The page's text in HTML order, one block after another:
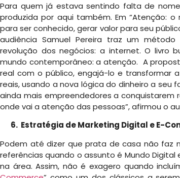
Para quem já estava sentindo falta de
produzida por aqui também. Em “Atenção:
para ser conhecido, gerar valor para seu
audiência Samuel Pereira traz um
revolução dos negócios: a internet. O livro
mundo contemporâneo: a atenção. A
real com o público, engajá-lo e transformar
reais, usando a nova lógica do dinheiro a seu
ainda mais empreendedores a conquistarem
onde vai a atenção das pessoas”, afirmou o
6. Estratégia de Marketing Digital e E-
Podem até dizer que prata de casa não faz
referências quando o assunto é Mundo
na área. Assim, não é exagero quando